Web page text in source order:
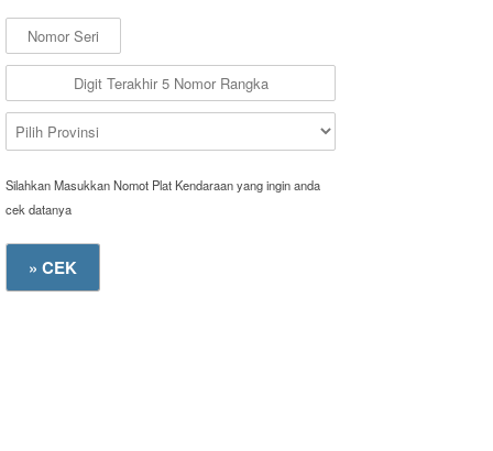
Silahkan Masukkan Nomot Plat Kendaraan yang ingin anda
cek datanya